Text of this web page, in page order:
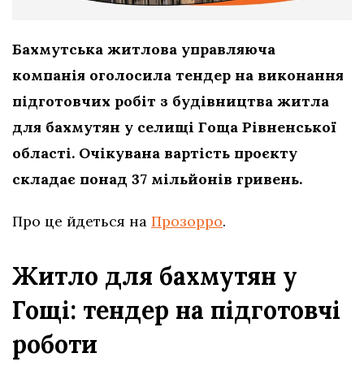
Бахмутська житлова управляюча
компанія оголосила тендер на виконання
підготовчих робіт з будівництва житла
для бахмутян у селищі Гоща Рівненської
області. Очікувана вартість проєкту
складає понад 37 мільйонів гривень.
Про це йдеться на Прозорро.
Житло для бахмутян у
Гощі: тендер на підготовчі
роботи